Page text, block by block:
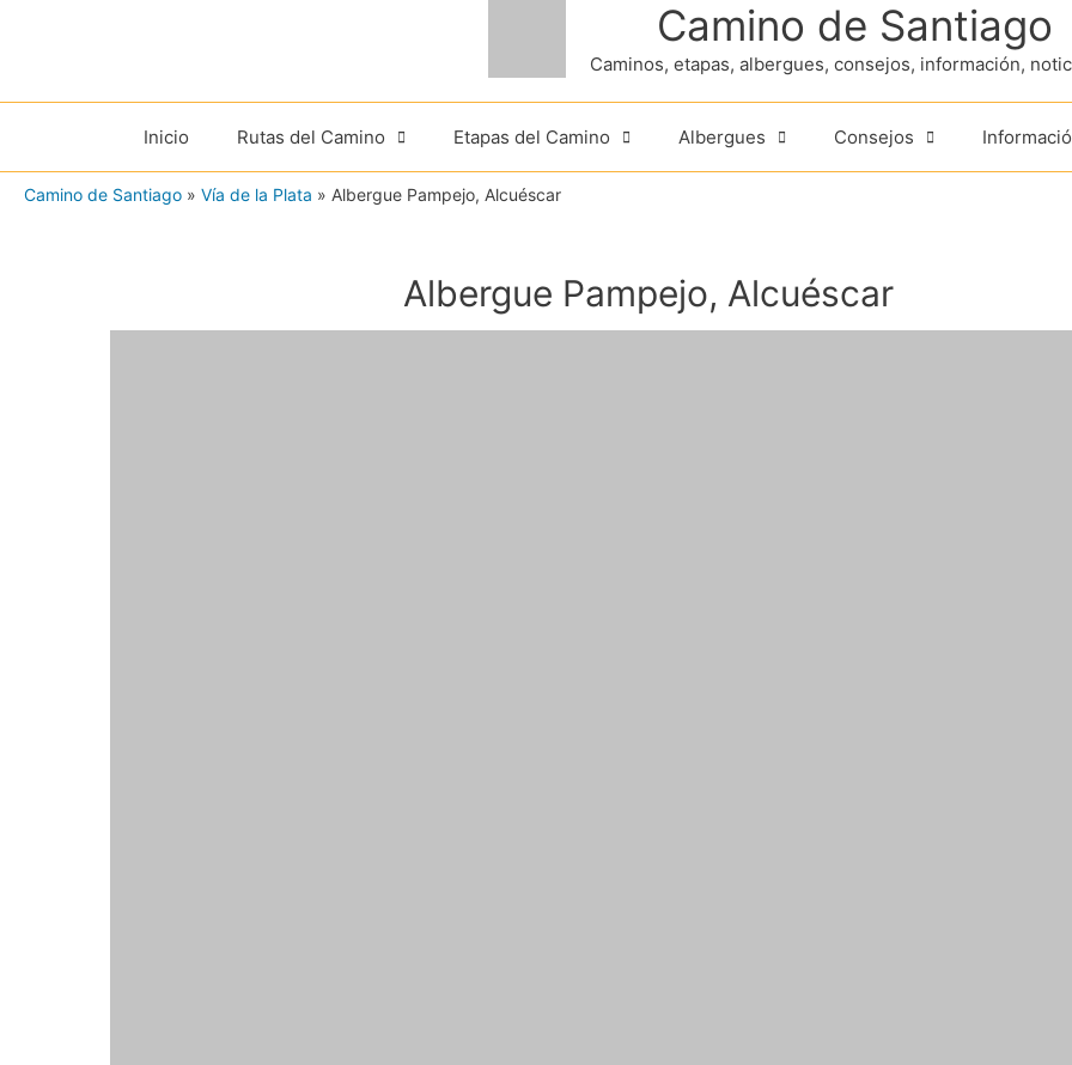
contenido
Camino de Santiago
Caminos, etapas, albergues, consejos, información,
Inicio Rutas del Camino Etapas del Camino Albergues Consejos
Camino de Santiago » Vía de la Plata » Albergue Pampejo, Alcuéscar
Albergue Pampejo, Alcuéscar